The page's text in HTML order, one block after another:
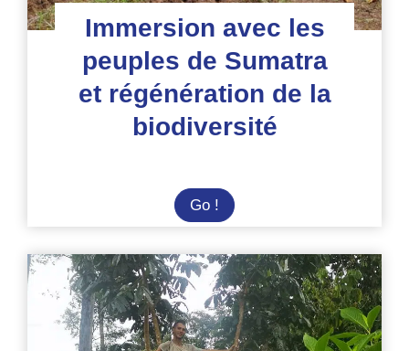
Immersion avec les
peuples de Sumatra
et régénération de la
biodiversité
Go ! Immersion
avec
peuples
de
Sumatra
et